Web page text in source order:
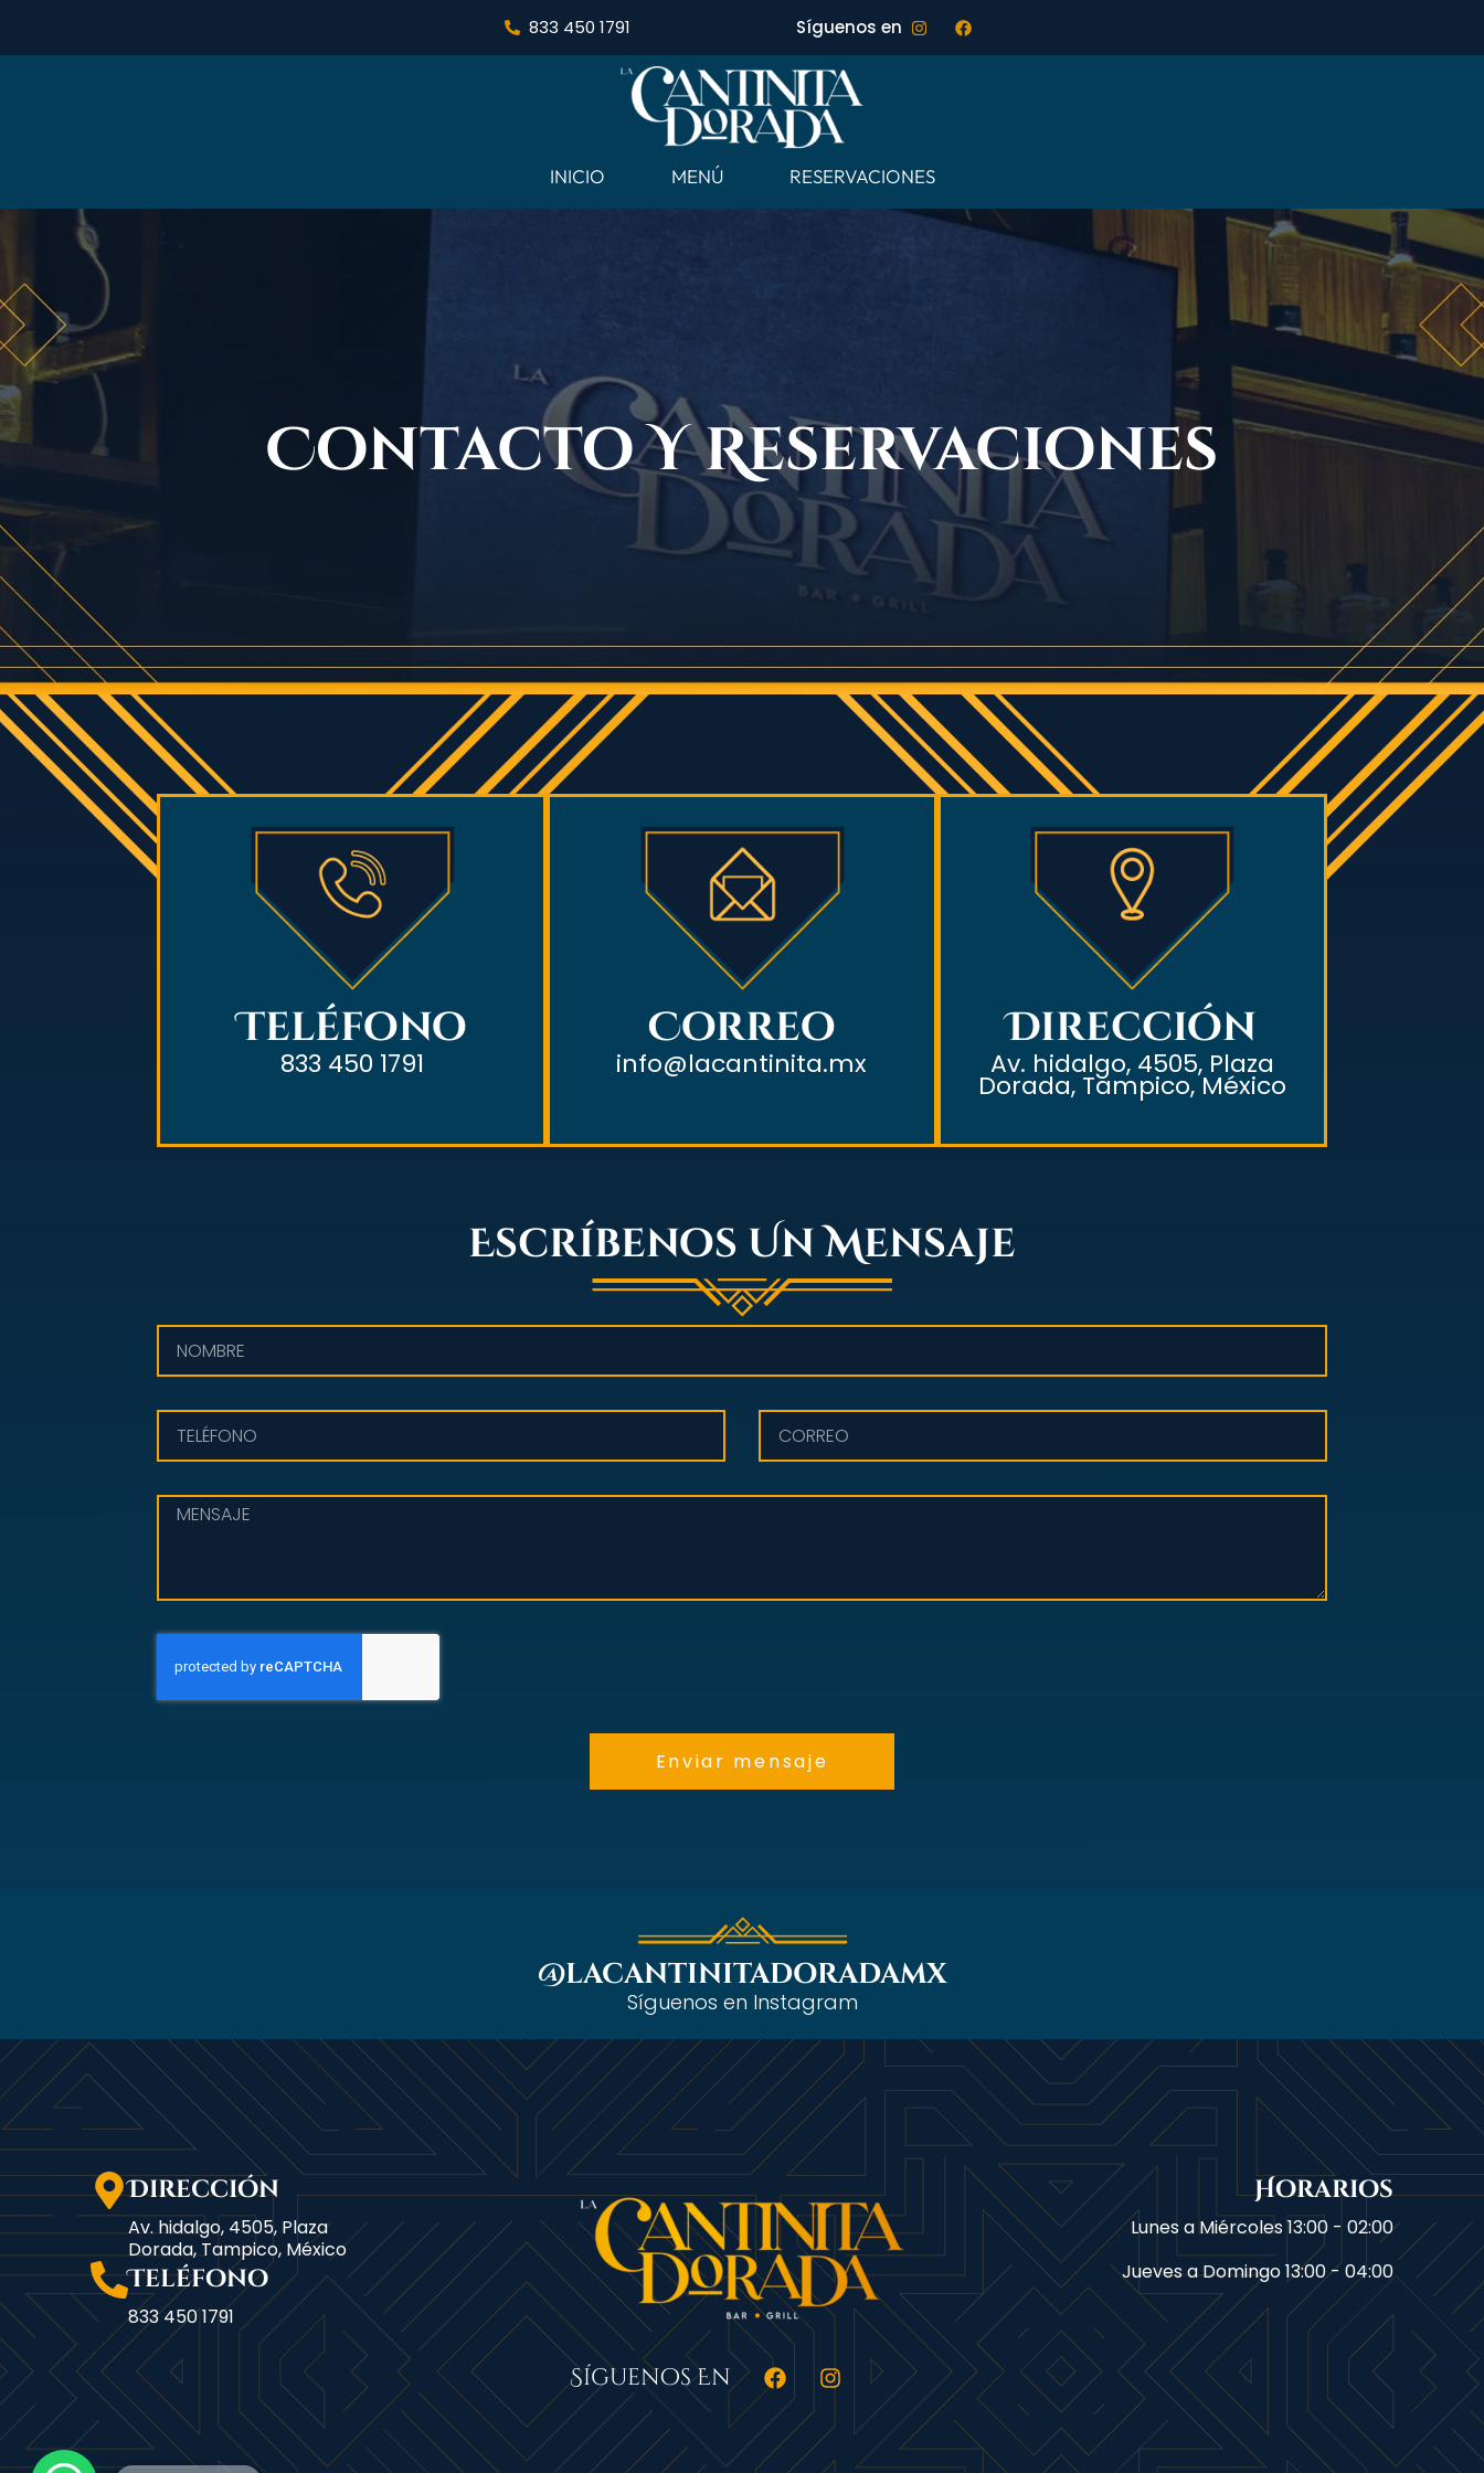
833 450 1791 Síguenos en
INICIO MENÚ RESERVACIONES
Contacto Y Reservaciones
Teléfono
833 450 1791
Correo
info@lacantinita.mx
Dirección
Av. hidalgo, 4505, Plaza
Dorada, Tampico, México
Escríbenos Un Mensaje
Enviar mensaje
@LACANTINITADORADAMX
Síguenos en Instagram
Dirección
Av. hidalgo, 4505, Plaza
Dorada, Tampico, México
Teléfono
833 450 1791
Síguenos En
Horarios
Lunes a Miércoles13:00 - 02:00
Jueves a Domingo13:00 - 04:00
1